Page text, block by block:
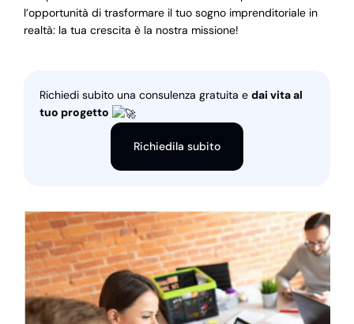
l’opportunità di trasformare il tuo sogno imprenditoriale in
realtà: la tua crescita è la nostra missione!
Richiedi subito una consulenza gratuita e dai vita al
tuo progetto
Richiedila subito